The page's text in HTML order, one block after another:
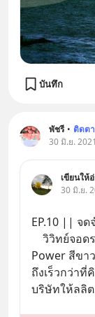
บันทึก
พัชรี • ติดต
30 มิ.ย.
เขียนให้
30 มิ.ย.
EP.10 || จด
Power สีขา
ถึงเร็วกว่าที่
บริษัทให้ลลิ